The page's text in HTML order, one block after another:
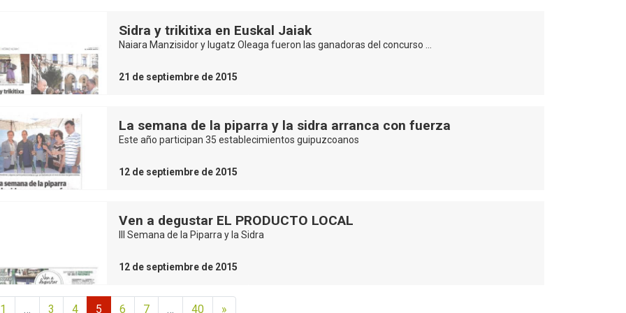
Sidra y trikitixa en Euskal Jaiak
Naiara Manzisidor y Iugatz Oleaga fueron las ganadoras del concurso …
21 de septiembre de 2015
La semana de la piparra y la sidra arranca con fuerza
Este año participan 35 establecimientos guipuzcoanos
12 de septiembre de 2015
Ven a degustar EL PRODUCTO LOCAL
III Semana de la Piparra y la Sidra
12 de septiembre de 2015
1 3 4 5 6 7 40 »